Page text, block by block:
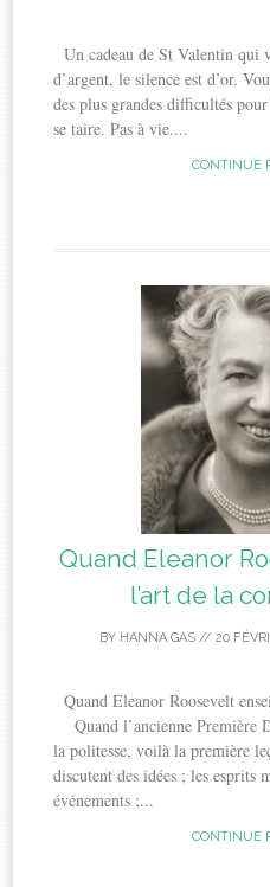
Un cadeau de St Valentin
d’argent, le silence est d’or.
des plus grandes difficultés
se taire. Pas à vie....
CONTINUE
Quand Eleanor
l’art de la
BY HANNA GAS// 20
Quand Eleanor Roosevelt
Quand l’ancienne Première
la politesse, voilà la première
discutent des idées ; les esprits
événements ;...
CONTINUE